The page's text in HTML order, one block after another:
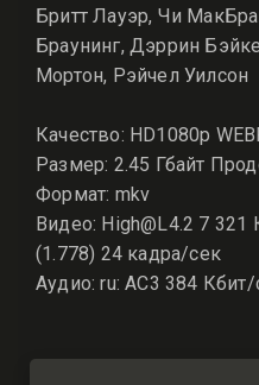
Бритт Лауэр, Чи
Браунинг, Дэррин
Мортон, Рэйчел Уилсон
Качество: HD1080p
Размер: 2.45 Гбайт
Формат: mkv
Видео: High@L4.2 7
(1.778) 24 кадра/сек
Аудио: ru: AC3 384